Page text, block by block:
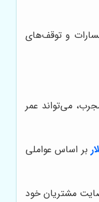
و توقف‌های
می‌تواند عمر
بر اساس عواملی
مشتریان خود